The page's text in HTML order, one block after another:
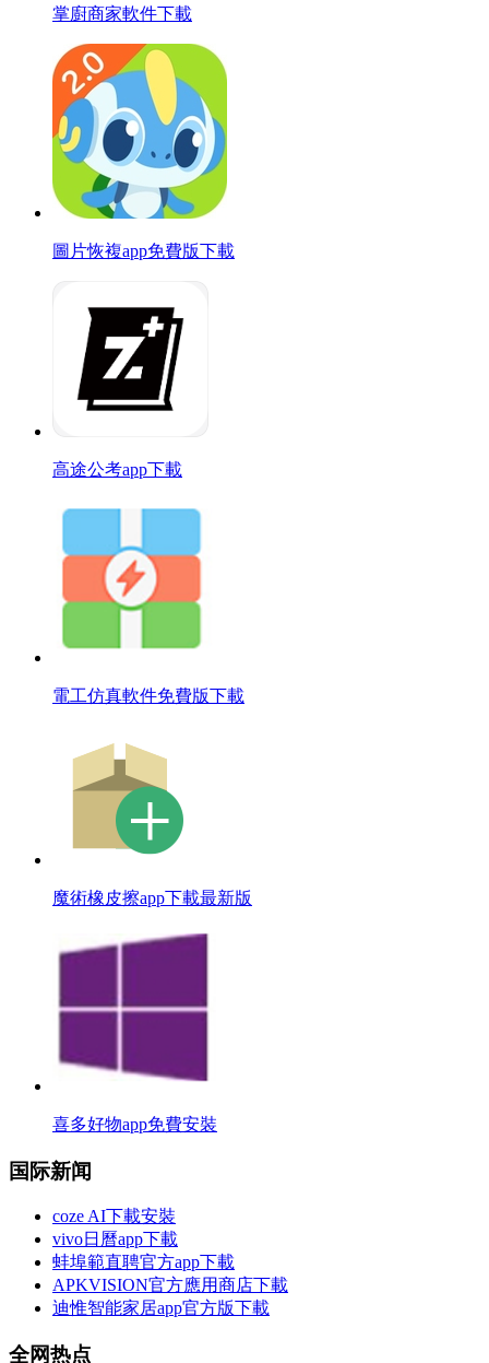
掌廚商家軟件下載
圖片恢複app免費版下載
高途公考app下載
電工仿真軟件免費版下載
魔術橡皮擦app下載最新版
喜多好物app免費安裝
国际新闻
coze AI下載安裝
vivo日曆app下載
蚌埠範直聘官方app下載
APKVISION官方應用商店下載
迪惟智能家居app官方版下載
全网热点